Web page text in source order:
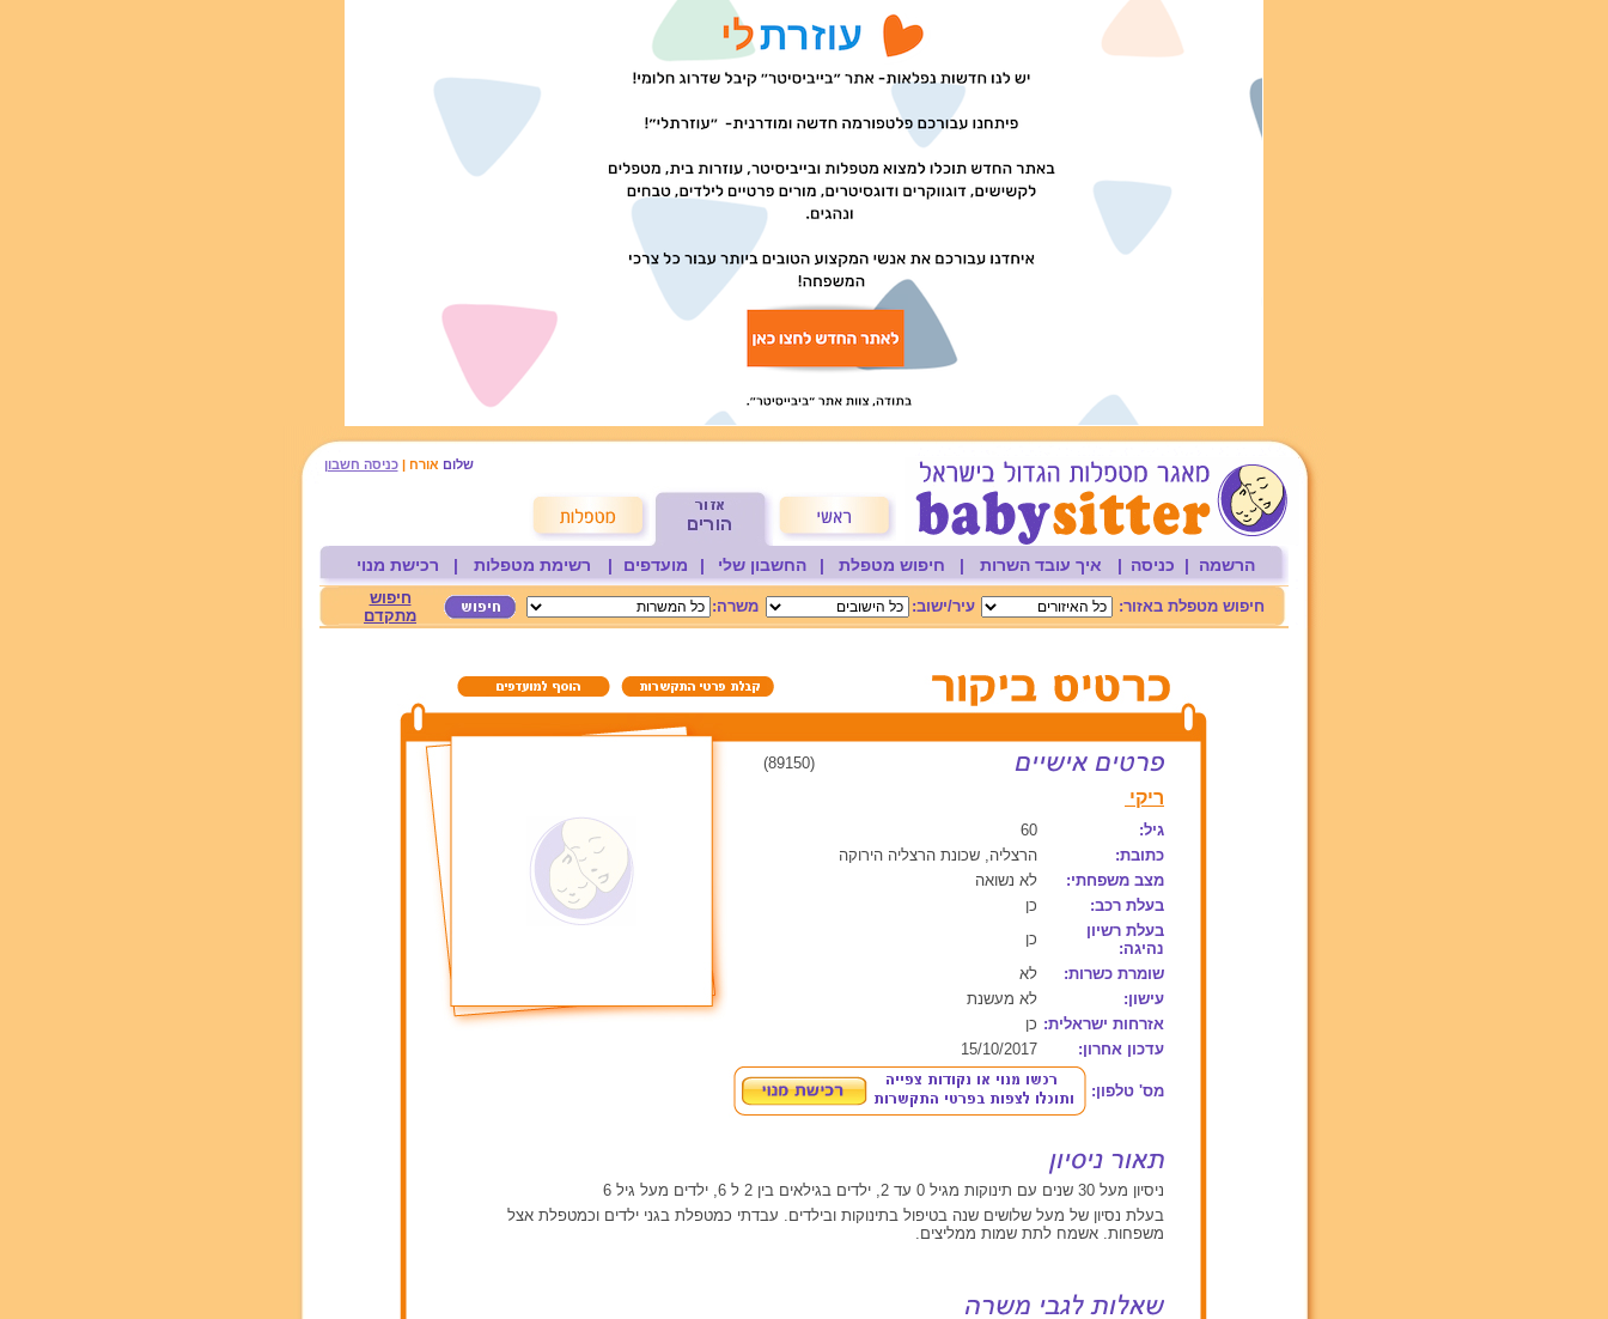
שלום אורח |כניסה חשבון
הרשמה | כניסה | איך עובד השרות | חיפוש מטפלת | החשבון שלי | מועדפים | רשימת מטפלות | רכישת מנוי
חיפוש מטפלת באזור: עיר/ישוב: משרה:
חיפוש
מתקדם
(89150)
ריקי
גיל:
60
כתובת:
הרצליה, שכונת הרצליה הירוקה
מצב משפחתי:
לא נשואה
בעלת רכב:
כן
בעלת רשיון
נהיגה:
כן
שומרת כשרות:
לא
עישון:
לא מעשנת
אזרחות ישראלית: כן
עדכון אחרון:
15/10/2017
מס' טלפון:
ניסיון מעל 30 שנים עם תינוקות מגיל 0 עד 2, ילדים בגילאים בין 2 ל 6, ילדים מעל גיל 6
בעלת נסיון של מעל שלושים שנה בטיפול בתינוקות ובילדים. עבדתי כמטפלת בגני ילדים וכמטפלת אצל
משפחות. אשמח לתת שמות ממליצים.